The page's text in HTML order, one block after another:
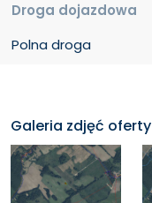
Droga dojazdowa
Polna droga
Galeria zdjęć oferty